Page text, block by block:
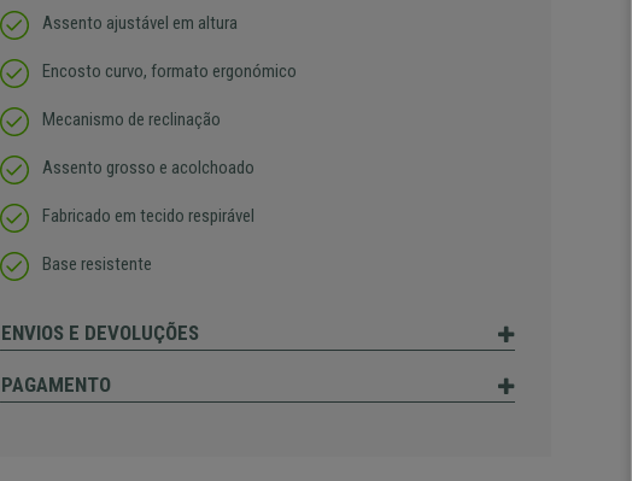
Assento ajustável em altura
Encosto curvo, formato ergonómico
Mecanismo de reclinação
Assento grosso e acolchoado
Fabricado em tecido respirável
Base resistente
ENVIOS E DEVOLUÇÕES
PAGAMENTO